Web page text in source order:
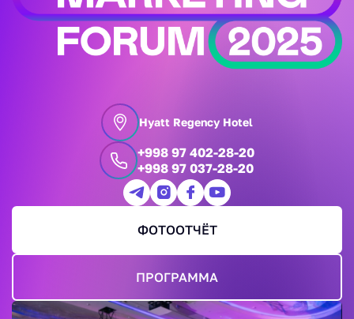
Hyatt Regency Hotel
+998 97 402-28-20
+998 97 037-28-20
ФОТООТЧЁТ
ПРОГРАММА